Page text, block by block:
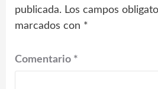
publicada. Los campos
marcados con *
Comentario *